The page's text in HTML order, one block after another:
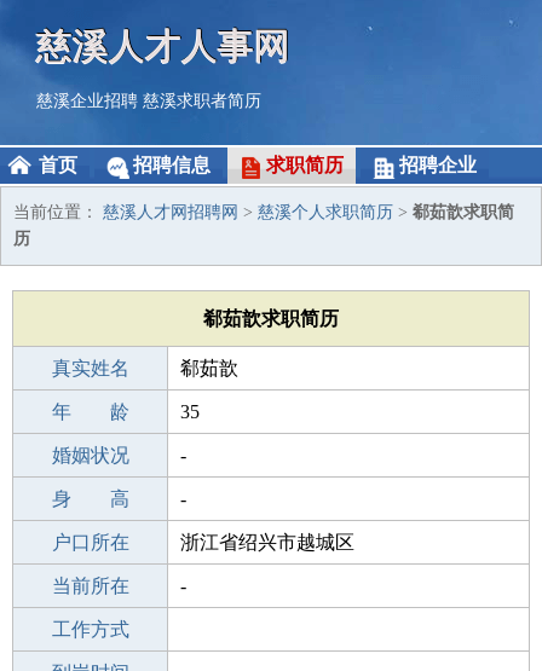
慈溪人才人事网
慈溪企业招聘 慈溪求职者简历
首页 招聘信息 求职简历 招聘企业
当前位置： 慈溪人才网招聘网 > 慈溪个人求职简历 > 郗茹歆求职简
历
郗茹歆求职简历
真实姓名 郗茹歆
性 别 女
年 龄 35
出生年月 1991-04-08
婚姻状况 -
学 历 本科
身 高 -
毕业学校 成都市青羊区行政学校
户口所在 浙江省绍兴市越城区
所学专业 -
当前所在 -
工作经验
工作方式